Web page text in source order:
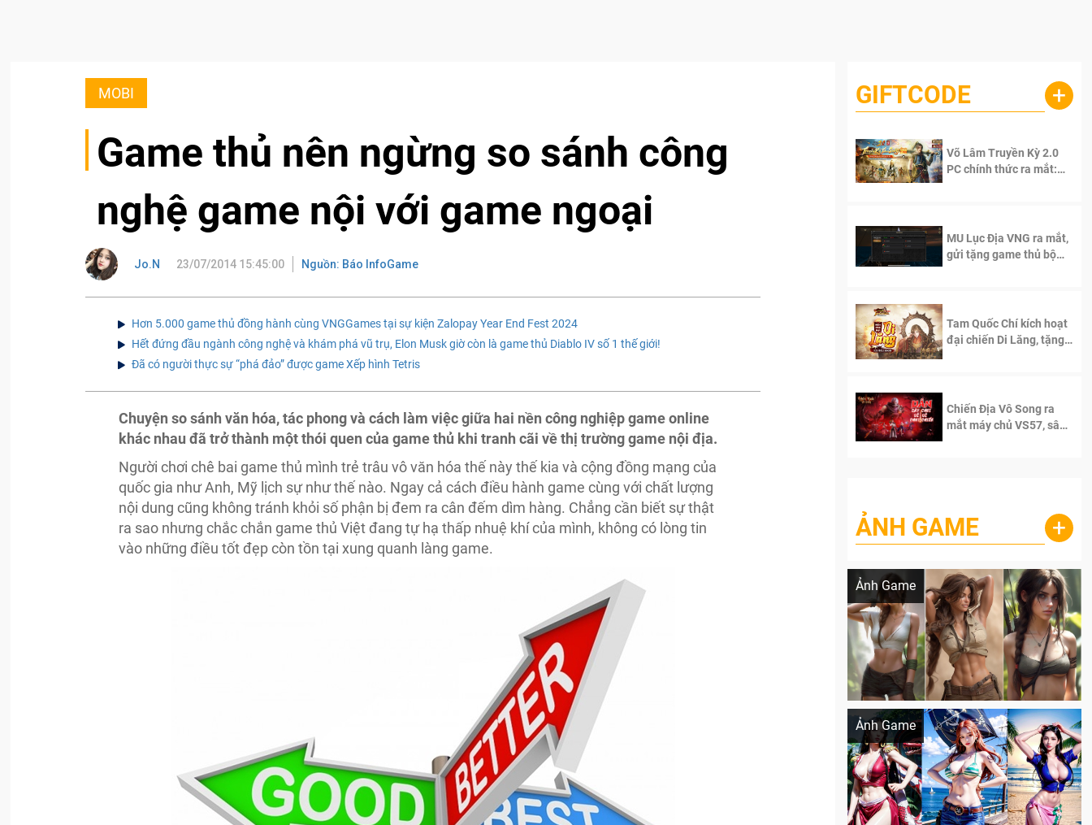
MOBI
Game thủ nên ngừng so sánh công
nghệ game nội với game ngoại
Jo.N 23/07/2014 15:45:00 Nguồn: Báo InfoGame
Hơn 5.000 game thủ đồng hành cùng VNGGames tại sự kiện Zalopay Year End Fest 2024
Hết đứng đầu ngành công nghệ và khám phá vũ trụ, Elon Musk giờ còn là game thủ Diablo IV số 1 thế giới!
Đã có người thực sự “phá đảo” được game Xếp hình Tetris
Chuyện so sánh văn hóa, tác phong và cách làm việc giữa hai nền công nghiệp game online
khác nhau đã trở thành một thói quen của game thủ khi tranh cãi về thị trường game nội địa.
Người chơi chê bai game thủ mình trẻ trâu vô văn hóa thế này thế kia và cộng đồng mạng của
quốc gia như Anh, Mỹ lịch sự như thế nào. Ngay cả cách điều hành game cùng với chất lượng
nội dung cũng không tránh khỏi số phận bị đem ra cân đếm dìm hàng. Chẳng cần biết sự thật
ra sao nhưng chắc chắn game thủ Việt đang tự hạ thấp nhuệ khí của mình, không có lòng tin
vào những điều tốt đẹp còn tồn tại xung quanh làng game.
GIFTCODE +
Võ Lâm Truyền Kỳ 2.0
PC chính thức ra mắt:
MU Lục Địa VNG ra mắt,
gửi tặng game thủ bộ
Tam Quốc Chí kích hoạt
đại chiến Di Lăng, tặng
Chiến Địa Vô Song ra
mắt máy chủ VS57, sân
ẢNH GAME +
Ảnh Game
Lala Croft vừa nóng vừa xinh dưới nét vẽ
Ảnh Game
Khi AI Cosplay gái đẹp One Piece